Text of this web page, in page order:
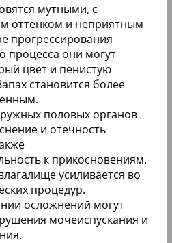
мутными, с
оттенком и неприятным
прогрессирования
процесса они могут
цвет и пенистую
становится более
половых органов
и отечность
к прикосновениям.
усиливается во
процедур.
осложнений могут
мочеиспускания и